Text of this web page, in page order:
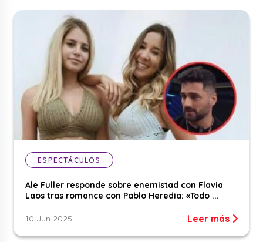
ESPECTÁCULOS
Ale Fuller responde sobre enemistad con Flavia
Laos tras romance con Pablo Heredia: «Todo ...
10 Jun 2025 Leer más